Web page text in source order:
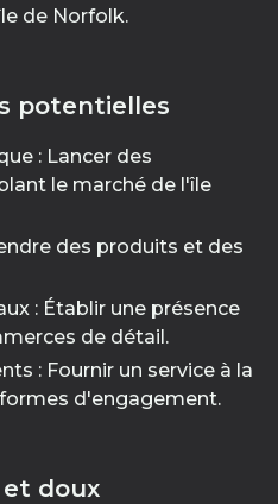
de Norfolk.
potentielles
: Lancer des
le marché de l'île
des produits et des
: Établir une présence
de détail.
: Fournir un service à la
d'engagement.
doux